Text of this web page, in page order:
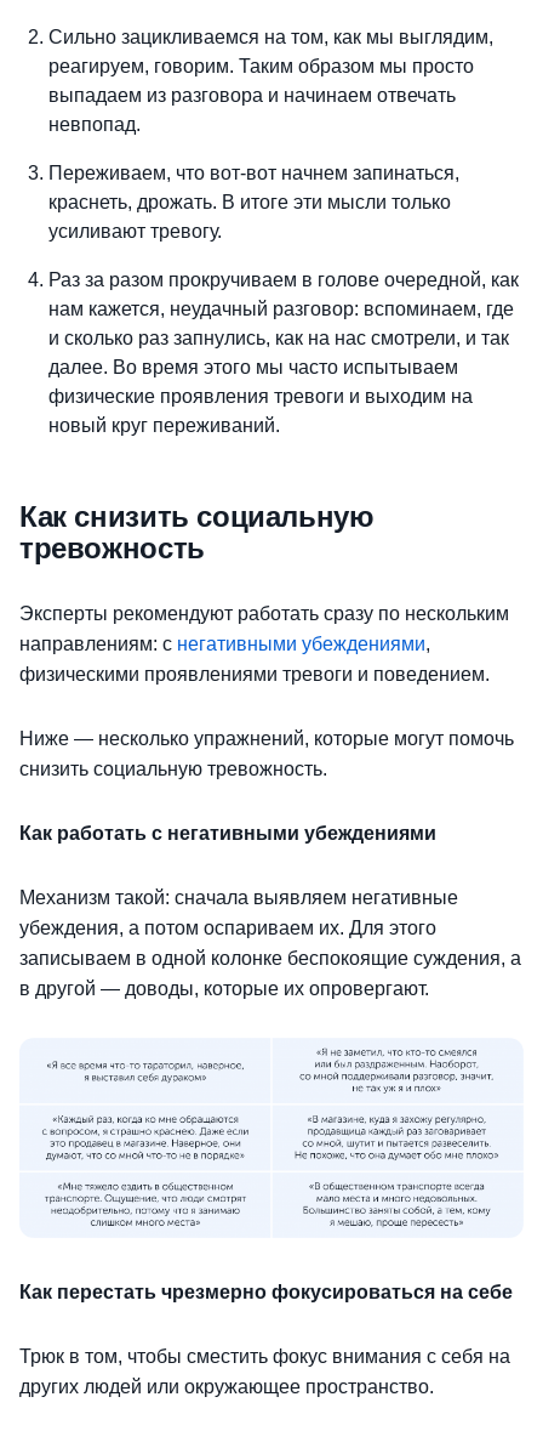
Сильно зацикливаемся на том, как мы выглядим,
реагируем, говорим. Таким образом мы просто
выпадаем из разговора и начинаем отвечать
невпопад.
Переживаем, что вот-вот начнем запинаться,
краснеть, дрожать. В итоге эти мысли только
усиливают тревогу.
Раз за разом прокручиваем в голове очередной, как
нам кажется, неудачный разговор: вспоминаем, где
и сколько раз запнулись, как на нас смотрели, и так
далее. Во время этого мы часто испытываем
физические проявления тревоги и выходим на
новый круг переживаний.
Как снизить социальную
тревожность
Эксперты рекомендуют работать сразу по нескольким
направлениям: с негативными убеждениями,
физическими проявлениями тревоги и поведением.
Ниже — несколько упражнений, которые могут помочь
снизить социальную тревожность.
Как работать с негативными убеждениями
Механизм такой: сначала выявляем негативные
убеждения, а потом оспариваем их. Для этого
записываем в одной колонке беспокоящие суждения, а
в другой — доводы, которые их опровергают.
Как перестать чрезмерно фокусироваться на себе
Трюк в том, чтобы сместить фокус внимания с себя на
других людей или окружающее пространство.